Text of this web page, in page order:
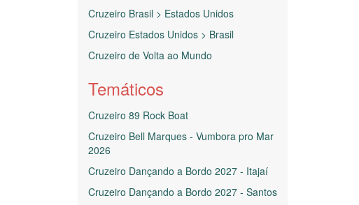
Cruzeiro Brasil > Estados Unidos
Cruzeiro Estados Unidos > Brasil
Cruzeiro de Volta ao Mundo
Temáticos
Cruzeiro 89 Rock Boat
Cruzeiro Bell Marques - Vumbora pro Mar
2026
Cruzeiro Dançando a Bordo 2027 - Itajaí
Cruzeiro Dançando a Bordo 2027 - Santos